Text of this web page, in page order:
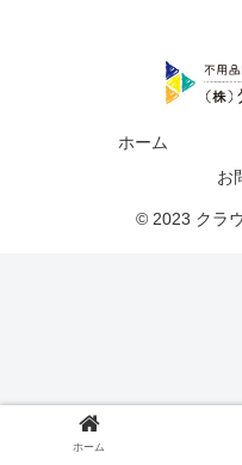
ホーム
お
© 2023 クラ
ホーム